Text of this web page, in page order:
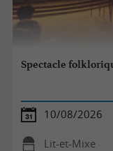
Spectacle
10/08/2026
Lit-et-Mixe